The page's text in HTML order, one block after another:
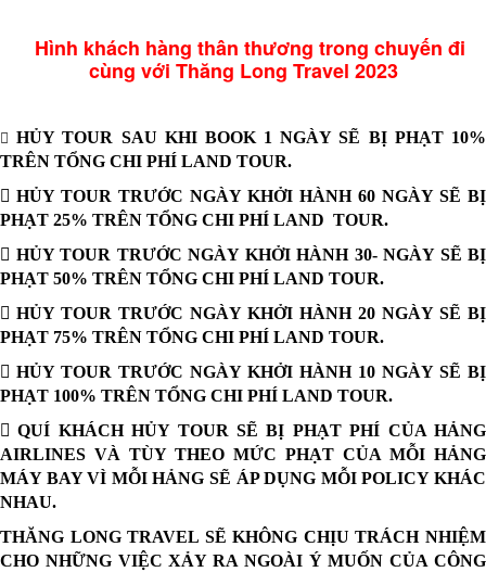
Hình khách hàng thân thương trong chuyến đi
cùng với Thăng Long Travel 2023
 HỦY TOUR SAU KHI BOOK 1 NGÀY SẼ BỊ PHẠT 10%
TRÊN TỔNG CHI PHÍ LAND TOUR.
 HỦY TOUR TRƯỚC NGÀY KHỞI HÀNH 60 NGÀY SẼ BỊ
PHẠT 25% TRÊN TỔNG CHI PHÍ LAND TOUR.
 HỦY TOUR TRƯỚC NGÀY KHỞI HÀNH 30- NGÀY SẼ BỊ
PHẠT 50% TRÊN TỔNG CHI PHÍ LAND TOUR.
 HỦY TOUR TRƯỚC NGÀY KHỞI HÀNH 20 NGÀY SẼ BỊ
PHẠT 75% TRÊN TỔNG CHI PHÍ LAND TOUR.
 HỦY TOUR TRƯỚC NGÀY KHỞI HÀNH 10 NGÀY SẼ BỊ
PHẠT 100% TRÊN TỔNG CHI PHÍ LAND TOUR.
 QUÍ KHÁCH HỦY TOUR SẼ BỊ PHẠT PHÍ CỦA HẢNG
AIRLINES VÀ TÙY THEO MỨC PHẠT CỦA MỖI HẢNG
MÁY BAY VÌ MỖI HẢNG SẼ ÁP DỤNG MỖI POLICY KHÁC
NHAU.
THĂNG LONG TRAVEL SẼ KHÔNG CHỊU TRÁCH NHIỆM
CHO NHỮNG VIỆC XẢY RA NGOÀI Ý MUỐN CỦA CÔNG